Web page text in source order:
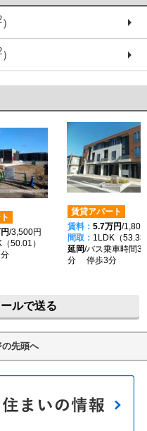
）
）
/3,500円
50.01）
賃貸アパート
賃料： 5.7万円/1,800
間取： 1LDK（53.33
延岡/バス乗車時間30
分 停歩3分
ルで送る
の先頭へ